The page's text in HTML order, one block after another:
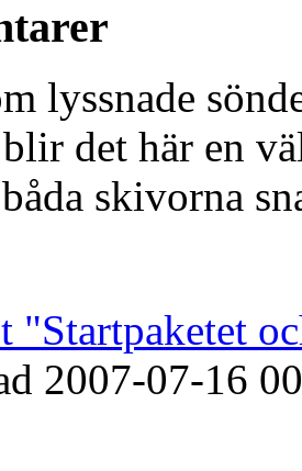
lyssnade
det här en
skivorna
"Startpaketet
2007-07-16